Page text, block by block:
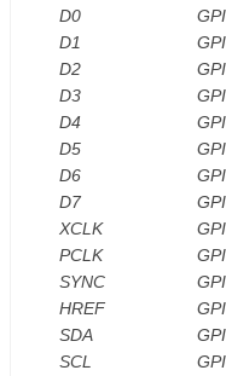
D0
D1
D2
D3
D4
D5
D6
D7
XCLK
PCLK
SYNC
HREF
SDA
SCL